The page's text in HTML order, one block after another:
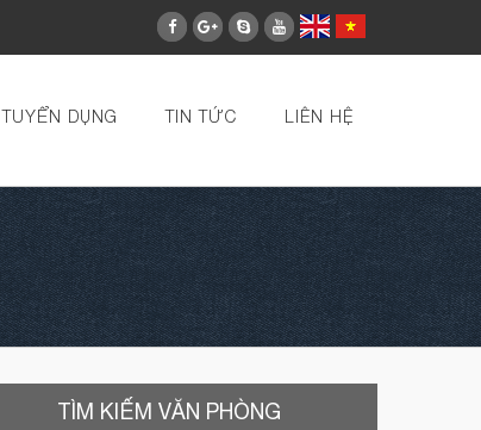
TUYỂN DỤNG TIN TỨC LIÊN HỆ
TÌM KIẾM VĂN PHÒNG